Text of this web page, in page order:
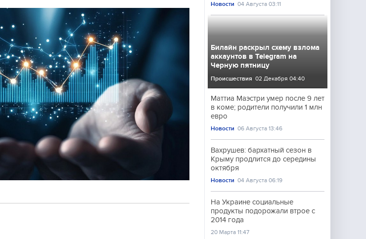
Новости 04 Августа 03:11
Билайн раскрыл схему взлома
аккаунтов в Telegram на
Черную пятницу
Происшествия 02 Декабря 04:40
Маттиа Маэстри умер после 9 лет
в коме; родители получили 1 млн
евро
Новости 06 Августа 13:46
Вахрушев: бархатный сезон в
Крыму продлится до середины
октября
Новости 04 Августа 06:19
На Украине социальные
продукты подорожали втрое с
2014 года
20 Марта 11:47